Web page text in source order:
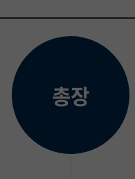
총장